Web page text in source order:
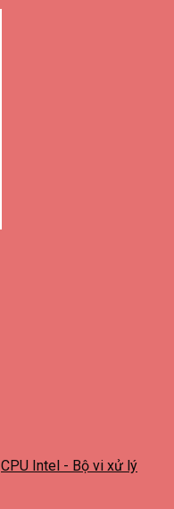
CPU Intel - Bộ vi xử lý